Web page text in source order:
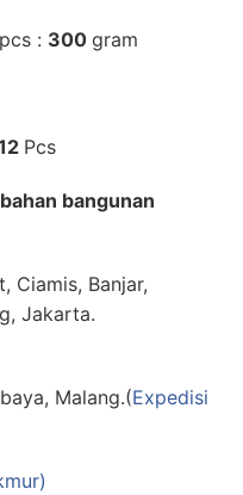
: 300 gram
Pcs
bangunan
Ciamis, Banjar,
Jakarta.
Malang.(Expedisi